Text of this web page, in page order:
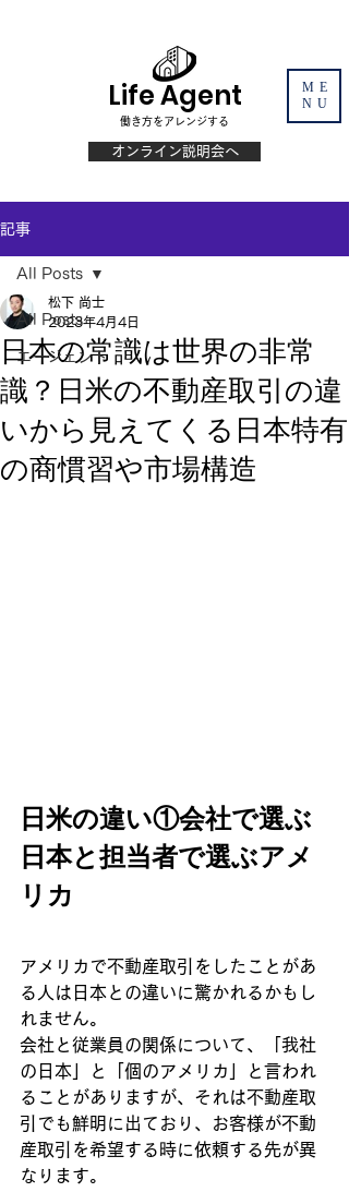
Life Agent
働き方をアレンジする
オンライン説明会へ
ME
NU
記事
All Posts
エージェント
All Posts
日本の常識は世界の非常
識？日米の不動産取引の違
いから見えてくる日本特有
の商慣習や市場構造
松下 尚士
2023年4月4日
日米の違い①会社で選ぶ
日本と担当者で選ぶアメ
リカ
アメリカで不動産取引をしたことがあ
る人は日本との違いに驚かれるかもし
れません。
会社と従業員の関係について、「我社
の日本」と「個のアメリカ」と言われ
ることがありますが、それは不動産取
引でも鮮明に出ており、お客様が不動
産取引を希望する時に依頼する先が異
なります。